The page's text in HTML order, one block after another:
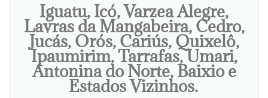
Iguatu, Icó, Varzea Alegre,
Lavras da Mangabeira, Cedro,
Jucás, Orós, Cariús, Quixelô,
Ipaumirim, Tarrafas, Umari,
Antonina do Norte, Baixio e
Estados Vizinhos.